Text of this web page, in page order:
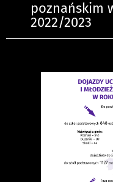
poznańskim
2022/2023